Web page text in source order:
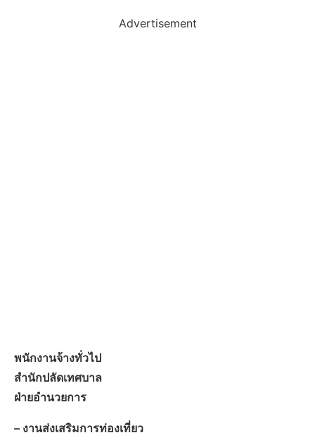
Advertisement
พนักงานจ้างทั่วไป
สำนักปลัดเทศบาล
ฝ่ายอำนวยการ
– งานส่งเสริมการท่องเที่ยว